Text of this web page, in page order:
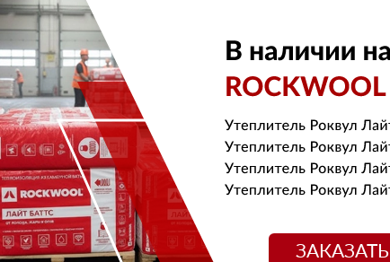
ЗАКАЗАТЬ